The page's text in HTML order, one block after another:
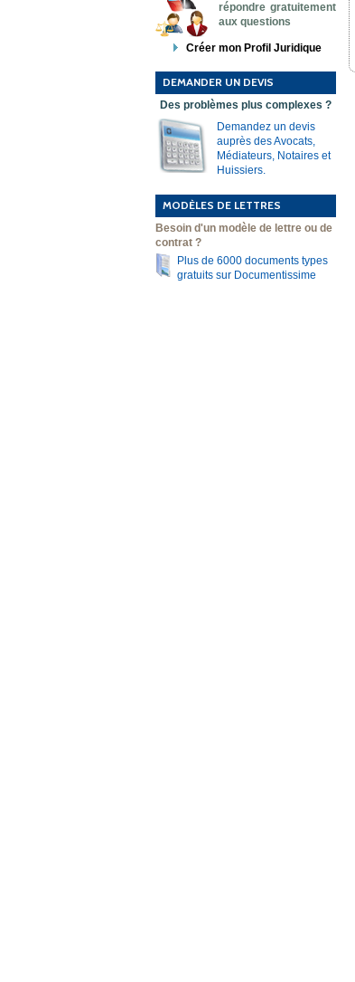
répondre gratuitement
aux questions
Créer mon Profil Juridique
DEMANDER UN DEVIS
Des problèmes plus complexes ?
Demandez un devis
auprès des Avocats,
Médiateurs, Notaires et
Huissiers.
MODÈLES DE LETTRES
Besoin d'un modèle de lettre ou de
contrat ?
Plus de 6000 documents types
gratuits sur Documentissime